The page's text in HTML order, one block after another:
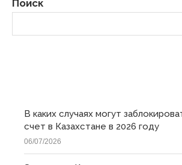
Поиск
В каких случаях могут
счет в Казахстане в 2026 году
06/07/2026